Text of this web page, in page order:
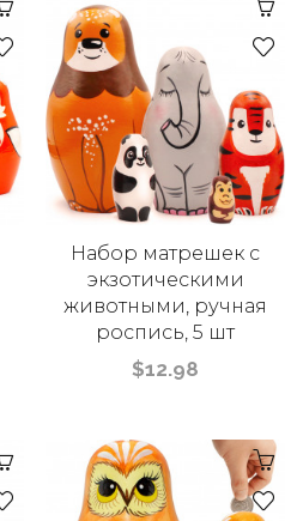
Набор матрешек с
экзотическими
животными, ручная
роспись, 5 шт
$12.98